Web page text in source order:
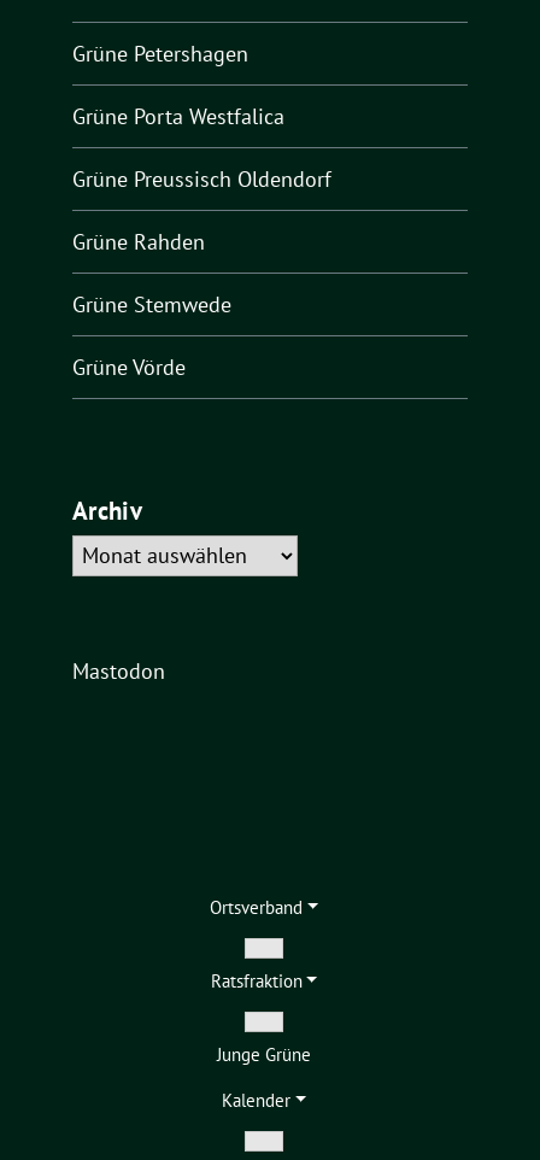
Grüne Petershagen
Grüne Porta Westfalica
Grüne Preussisch Oldendorf
Grüne Rahden
Grüne Stemwede
Grüne Vörde
Archiv
Archiv
Mastodon
Ortsverband
Zeige
Untermenü
Ratsfraktion
Zeige
Untermenü
Junge Grüne
Kalender
Zeige